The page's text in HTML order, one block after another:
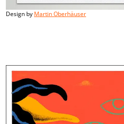
Design by Martin Oberhäuser